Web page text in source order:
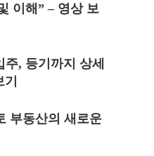
이해” – 영상 보
주, 등기까지 상세
부동산의 새로운